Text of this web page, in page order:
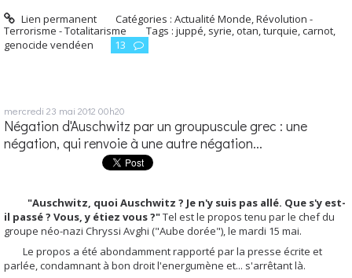
Lien permanent Catégories :Actualité Monde ,Révolution -
Terrorisme - Totalitarisme
Tags : juppé syrie otan turquie carnot,
genocide vendéen
13
mercredi 23 mai 2012 00h20
Négation d'Auschwitz par un groupuscule grec : une
négation, qui renvoie à une autre négation...
"Auschwitz, quoi Auschwitz ? Je n'y suis pas allé. Que s'y est-
il passé ? Vous, y étiez vous ?"Tel est le propos tenu par le chef du
groupe néo-nazi Chryssi Avghi ("Aube dorée"), le mardi 15 mai.
Le propos a été abondamment rapporté par la presse écrite et
parlée, condamnant à bon droit l'energumène et... s'arrêtant là.